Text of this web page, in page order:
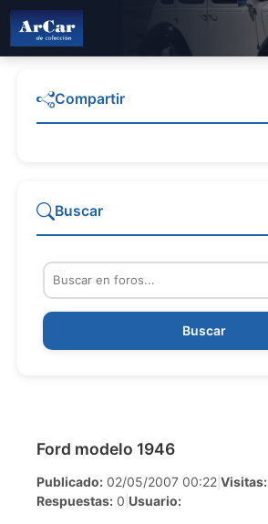
Ford modelo 1946
Publicado: 02/05/2007 00:22 Visitas:
Respuestas: 0 Usuario:
Compartir
Buscar
Buscar